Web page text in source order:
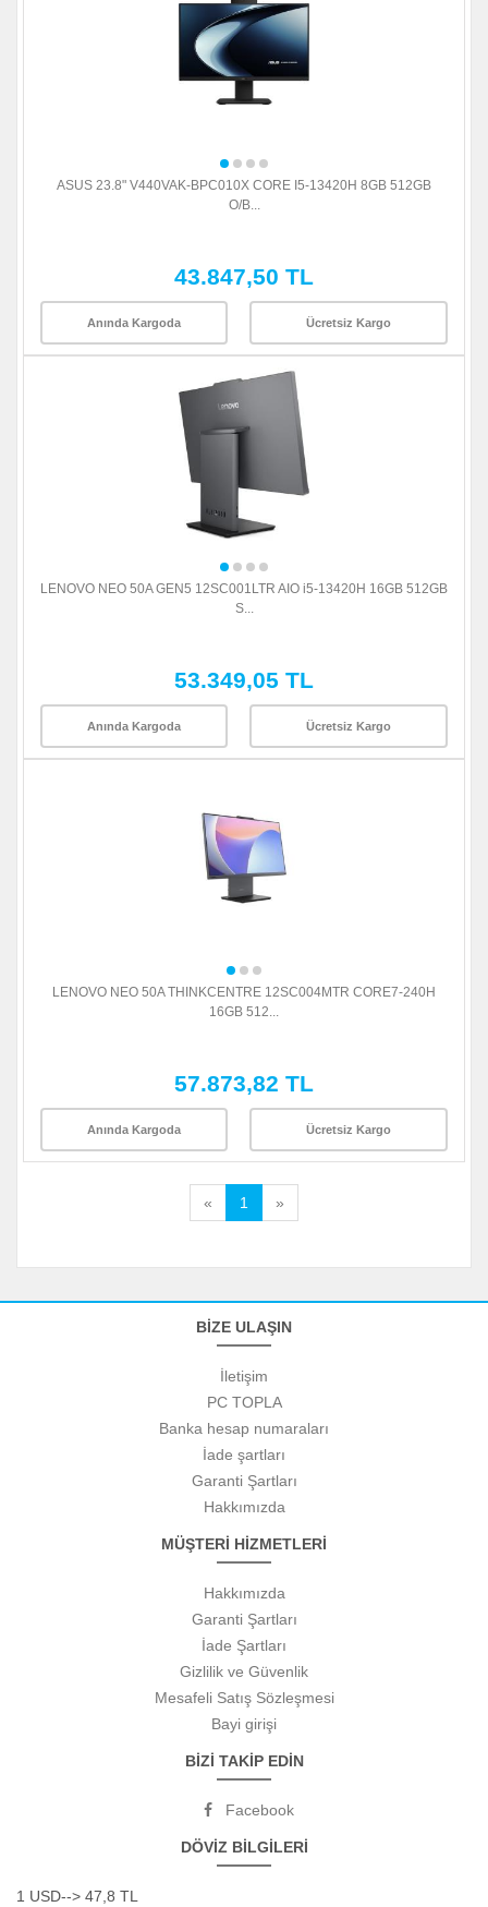
ASUS 23.8" V440VAK-BPC010X CORE I5-13420H 8GB 512GB
O/B...
43.847,50 TL
Anında Kargoda Ücretsiz Kargo
LENOVO NEO 50A GEN5 12SC001LTR AIO i5-13420H 16GB 512GB
S...
53.349,05 TL
Anında Kargoda Ücretsiz Kargo
LENOVO NEO 50A THINKCENTRE 12SC004MTR CORE7-240H
16GB 512...
57.873,82 TL
Anında Kargoda Ücretsiz Kargo
« 1 »
BİZE ULAŞIN
İletişim
PC TOPLA
Banka hesap numaraları
İade şartları
Garanti Şartları
Hakkımızda
MÜŞTERİ HİZMETLERİ
Hakkımızda
Garanti Şartları
İade Şartları
Gizlilik ve Güvenlik
Mesafeli Satış Sözleşmesi
Bayi girişi
BİZİ TAKİP EDİN
Facebook
DÖVİZ BİLGİLERİ
1 USD--> 47,8 TL